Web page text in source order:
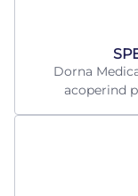
Dorna
acoperind